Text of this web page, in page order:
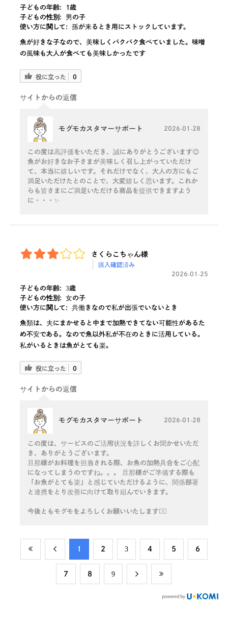
子どもの年齢:
1歳
子どもの性別:
男の子
使い方に関して:
孫が来るとき用にストックしています。
魚が好きな子なので、美味しくパクパク食べていました。味噌
の風味も大人が食べても美味しかったです
役に立った 0
サイトからの返信
モグモカスタマーサポート 2026-01-28
この度は高評価をいただき、誠にありがとうございます😊
魚がお好きなお子さまが美味しく召し上がっていただけ
て、本当に嬉しいです。それだけでなく、大人の方にもご
満足いただけたとのことで、大変嬉しく思います。これか
らも皆さまにご満足いただける商品を提供できますよう
に・・・✨
さくらこちゃん様
購入確認済み
2026-01-25
子どもの年齢:
3歳
子どもの性別:
女の子
使い方に関して:
共働きなので私が出張でいないとき
魚類は、夫にまかせると中まで加熱できてない可能性があるた
め不安である。なので魚以外私が不在のときに活用している。
私がいるときは魚がとても楽。
役に立った 0
サイトからの返信
モグモカスタマーサポート 2026-01-28
この度は、サービスのご活用状況を詳しくお聞かせいただ
き、ありがとうございます。
旦那様がお料理を担当される際、お魚の加熱具合をご心配
になってしまうのですね。。。 旦那様がご準備する際も
「お魚がとても楽」と感じていただけるように、関係部署
と連携をとり改善に向けて取り組んでいきます。
今後ともモグモをよろしくお願いいたします🙇‍♀️
​1 ​2 ​3 ​4 ​5 ​6
​7 ​8 ​9